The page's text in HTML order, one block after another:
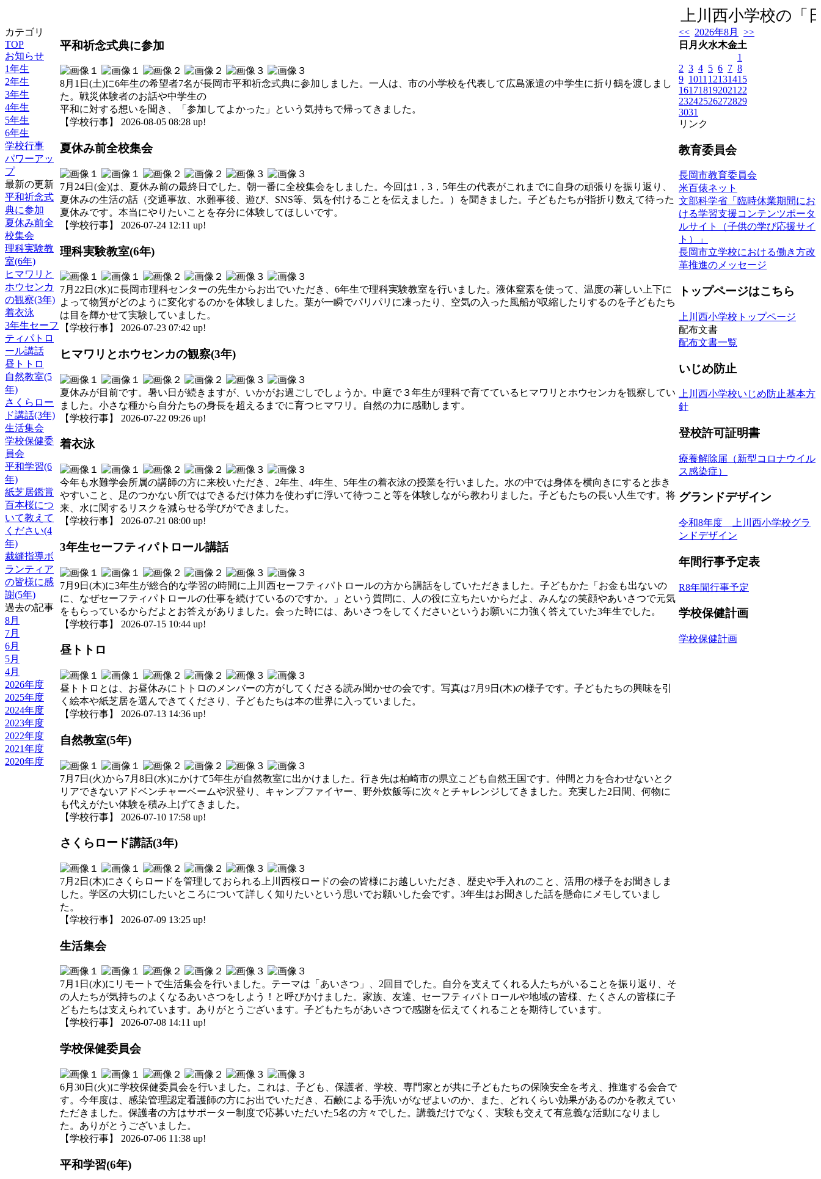
上川西小学校の「日
カテゴリ
TOP
お知らせ
1年生
2年生
3年生
4年生
5年生
6年生
学校行事
パワーアッ
プ
最新の更新
平和祈念式
典に参加
夏休み前全
校集会
理科実験教
室(6年)
ヒマワリと
ホウセンカ
の観察(3年)
着衣泳
3年生セーフ
ティパトロ
ール講話
昼トトロ
自然教室(5
年)
さくらロー
ド講話(3年)
生活集会
学校保健委
員会
平和学習(6
年)
紙芝居鑑賞
百本桜につ
いて教えて
ください(4
年)
裁縫指導ボ
ランティア
の皆様に感
謝(5年)
過去の記事
8月
7月
6月
5月
4月
2026年度
2025年度
2024年度
2023年度
2022年度
2021年度
2020年度
平和祈念式典に参加
8月1日(土)に6年生の希望者7名が長岡市平和祈念式典に参加しました。一人は、市の小学校を代表して広島派遣の中学生に折り鶴を渡しまし
た。戦災体験者のお話や中学生の
平和に対する想いを聞き、「参加してよかった」という気持ちで帰ってきました。
【学校行事】 2026-08-05 08:28 up!
夏休み前全校集会
7月24日(金)は、夏休み前の最終日でした。朝一番に全校集会をしました。今回は1，3，5年生の代表がこれまでに自身の頑張りを振り返り、
夏休みの生活の話（交通事故、水難事後、遊び、SNS等、気を付けることを伝えました。）を聞きました。子どもたちが指折り数えて待った
夏休みです。本当にやりたいことを存分に体験してほしいです。
【学校行事】 2026-07-24 12:11 up!
理科実験教室(6年)
7月22日(水)に長岡市理科センターの先生からお出でいただき、6年生で理科実験教室を行いました。液体窒素を使って、温度の著しい上下に
よって物質がどのように変化するのかを体験しました。葉が一瞬でパリパリに凍ったり、空気の入った風船が収縮したりするのを子どもたち
は目を輝かせて実験していました。
【学校行事】 2026-07-23 07:42 up!
ヒマワリとホウセンカの観察(3年)
夏休みが目前です。暑い日が続きますが、いかがお過ごしでしょうか。中庭で３年生が理科で育てているヒマワリとホウセンカを観察してい
ました。小さな種から自分たちの身長を超えるまでに育つヒマワリ。自然の力に感動します。
【学校行事】 2026-07-22 09:26 up!
着衣泳
今年も水難学会所属の講師の方に来校いただき、2年生、4年生、5年生の着衣泳の授業を行いました。水の中では身体を横向きにすると歩き
やすいこと、足のつかない所ではできるだけ体力を使わずに浮いて待つこと等を体験しながら教わりました。子どもたちの長い人生です。将
来、水に関するリスクを減らせる学びができました。
【学校行事】 2026-07-21 08:00 up!
3年生セーフティパトロール講話
7月9日(木)に3年生が総合的な学習の時間に上川西セーフティパトロールの方から講話をしていただきました。子どもかた「お金も出ないの
に、なぜセーフティパトロールの仕事を続けているのですか。」という質問に、人の役に立ちたいからだよ、みんなの笑顔やあいさつで元気
をもらっているからだよとお答えがありました。会った時には、あいさつをしてくださいというお願いに力強く答えていた3年生でした。
【学校行事】 2026-07-15 10:44 up!
昼トトロ
昼トトロとは、お昼休みにトトロのメンバーの方がしてくださる読み聞かせの会です。写真は7月9日(木)の様子です。子どもたちの興味を引
く絵本や紙芝居を選んできてくださり、子どもたちは本の世界に入っていました。
【学校行事】 2026-07-13 14:36 up!
自然教室(5年)
7月7日(火)から7月8日(水)にかけて5年生が自然教室に出かけました。行き先は柏崎市の県立こども自然王国です。仲間と力を合わせないとク
リアできないアドベンチャーベームや沢登り、キャンプファイヤー、野外炊飯等に次々とチャレンジしてきました。充実した2日間、何物に
も代えがたい体験を積み上げてきました。
【学校行事】 2026-07-10 17:58 up!
さくらロード講話(3年)
7月2日(木)にさくらロードを管理しておられる上川西桜ロードの会の皆様にお越しいただき、歴史や手入れのこと、活用の様子をお聞きしま
した。学区の大切にしたいところについて詳しく知りたいという思いでお願いした会です。3年生はお聞きした話を懸命にメモしていまし
た。
【学校行事】 2026-07-09 13:25 up!
生活集会
7月1日(水)にリモートで生活集会を行いました。テーマは「あいさつ」、2回目でした。自分を支えてくれる人たちがいることを振り返り、そ
の人たちが気持ちのよくなるあいさつをしよう！と呼びかけました。家族、友達、セーフティパトロールや地域の皆様、たくさんの皆様に子
どもたちは支えられています。ありがとうございます。子どもたちがあいさつで感謝を伝えてくれることを期待しています。
【学校行事】 2026-07-08 14:11 up!
学校保健委員会
6月30日(火)に学校保健委員会を行いました。これは、子ども、保護者、学校、専門家とが共に子どもたちの保険安全を考え、推進する会合で
す。今年度は、感染管理認定看護師の方にお出でいただき、石鹸による手洗いがなぜよいのか、また、どれくらい効果があるのかを教えてい
ただきました。保護者の方はサポーター制度で応募いただいた5名の方々でした。講義だけでなく、実験も交えて有意義な活動になりまし
た。ありがとうございました。
【学校行事】 2026-07-06 11:38 up!
平和学習(6年)
<< 2026年8月
>>
日 月 火水木金土
1
2 3 4 5 6 7 8
9 1011 12131415
161718192021 22
23242526272829
3031
リンク
教育委員会
長岡市教育委員会
米百俵ネット
文部科学省「臨時休業期間にお
ける学習支援コンテンツポータ
ルサイト（子供の学び応援サイ
ト）」
長岡市立学校における働き方改
革推進のメッセージ
トップページはこちら
上川西小学校トップページ
配布文書
配布文書一覧
いじめ防止
上川西小学校いじめ防止基本方
針
登校許可証明書
療養解除届（新型コロナウイル
ス感染症）
グランドデザイン
令和8年度 上川西小学校グラ
ンドデザイン
年間行事予定表
R8年間行事予定
学校保健計画
学校保健計画